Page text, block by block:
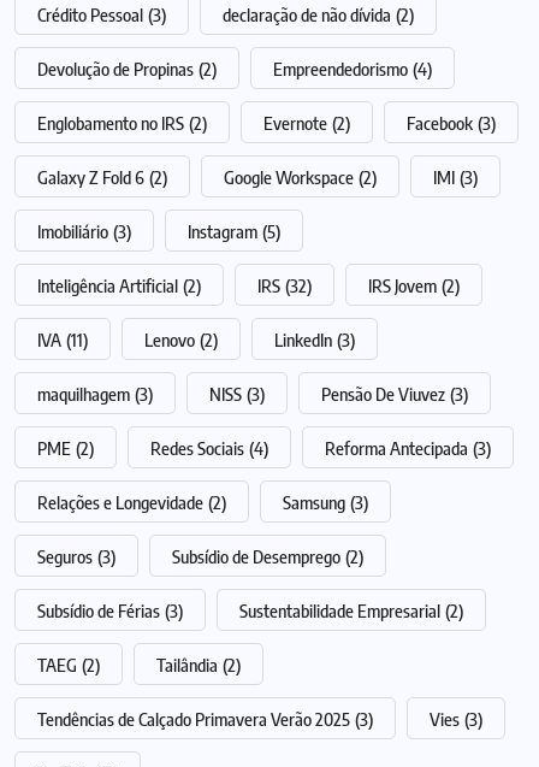
Crédito Pessoal (3) declaração de não dívida (2)
Devolução de Propinas (2) Empreendedorismo (4)
Englobamento no IRS (2) Evernote (2) Facebook (3)
Galaxy Z Fold 6 (2) Google Workspace (2) IMI (3)
Imobiliário (3) Instagram (5)
Inteligência Artificial (2) IRS (32) IRS Jovem (2)
IVA (11) Lenovo (2) LinkedIn (3)
maquilhagem (3) NISS (3) Pensão De Viuvez (3)
PME (2) Redes Sociais (4) Reforma Antecipada (3)
Relações e Longevidade (2) Samsung (3)
Seguros (3) Subsídio de Desemprego (2)
Subsídio de Férias (3) Sustentabilidade Empresarial (2)
TAEG (2) Tailândia (2)
Tendências de Calçado Primavera Verão 2025 (3) Vies (3)